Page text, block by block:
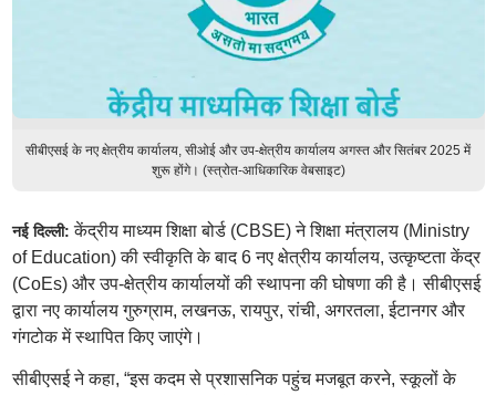
सीबीएसई के नए क्षेत्रीय कार्यालय, सीओई और उप-क्षेत्रीय कार्यालय अगस्त और सितंबर 2025 में
शुरू होंगे। (स्त्रोत-आधिकारिक वेबसाइट)
नई दिल्ली:केंद्रीय माध्यम शिक्षा बोर्ड (CBSE) ने शिक्षा मंत्रालय (Ministry
of Education) की स्वीकृति के बाद 6 नए क्षेत्रीय कार्यालय, उत्कृष्टता केंद्र
(CoEs) और उप-क्षेत्रीय कार्यालयों की स्थापना की घोषणा की है। सीबीएसई
द्वारा नए कार्यालय गुरुग्राम, लखनऊ, रायपुर, रांची, अगरतला, ईटानगर और
गंगटोक में स्थापित किए जाएंगे।
सीबीएसई ने कहा, “इस कदम से प्रशासनिक पहुंच मजबूत करने, स्कूलों के